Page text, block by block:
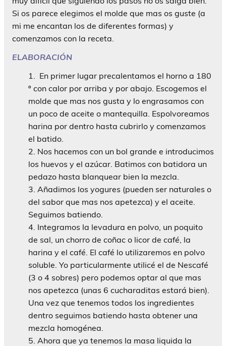
Si os parece elegimos el molde que mas os guste (a
mi me encantan los de diferentes formas) y
comenzamos con la receta.
ELABORACIÓN
En primer lugar precalentamos el horno a 180
º con calor por arriba y por abajo. Escogemos el
molde que mas nos gusta y lo engrasamos con
un poco de aceite o mantequilla. Espolvoreamos
harina por dentro hasta cubrirlo y comenzamos
el batido.
Nos hacemos con un bol grande e introducimos
los huevos y el azúcar. Batimos con batidora un
pedazo hasta blanquear bien la mezcla.
Añadimos los yogures (pueden ser naturales o
del sabor que mas nos apetezca) y el aceite.
Seguimos batiendo.
Integramos la levadura en polvo, un poquito
de sal, un chorro de coñac o licor de café, la
harina y el café. El café lo utilizaremos en polvo
soluble. Yo particularmente utilicé el de Nescafé
(3 o 4 sobres) pero podemos optar al que mas
nos apetezca (unas 6 cucharaditas estará bien).
Una vez que tenemos todos los ingredientes
dentro seguimos batiendo hasta obtener una
mezcla homogénea.
Ahora que ya tenemos la masa liquida la